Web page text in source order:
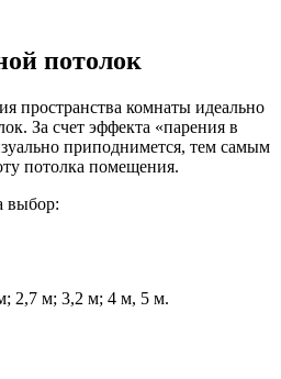
потолок
пространства комнаты идеально
За счет эффекта «парения в
приподнимется, тем самым
потолка помещения.
выбор:
2,7 м; 3,2 м; 4 м, 5 м.